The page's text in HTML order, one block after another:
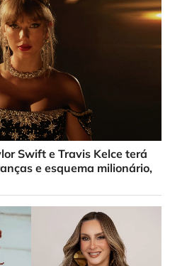
Swift e Travis Kelce terá
e esquema milionário,